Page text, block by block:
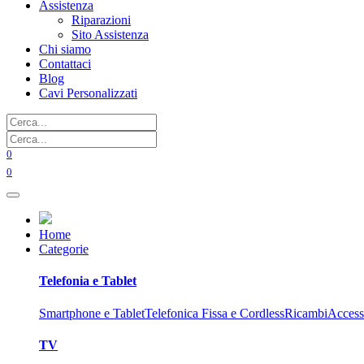
Assistenza
Riparazioni
Sito Assistenza
Chi siamo
Contattaci
Blog
Cavi Personalizzati
0
0
Home
Categorie
Telefonia e Tablet
Smartphone e TabletTelefonica Fissa e CordlessRicambi
TV